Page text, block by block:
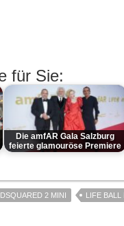
für Sie:
Die amfAR Gala Salzburg
feierte glamouröse Premiere
DSQUARED 2 MINI LIFE BALL